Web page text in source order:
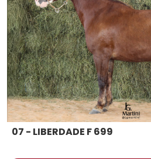
07 - LIBERDADE F 699